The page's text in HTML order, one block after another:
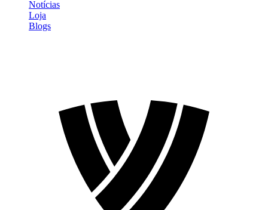
Notícias
Loja
Blogs